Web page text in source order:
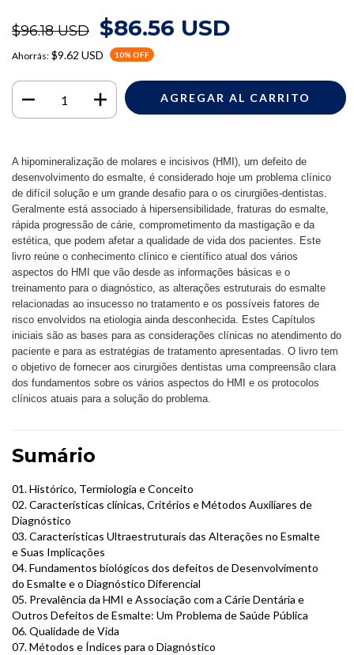
$96.18 USD $86.56 USD
Ahorrás: $9.62 USD 10% OFF
A hipomineralização de molares e incisivos (HMI), um defeito de
desenvolvimento do esmalte, é considerado hoje um problema clínico
de difícil solução e um grande desafio para o os cirurgiões-dentistas.
Geralmente está associado à hipersensibilidade, fraturas do esmalte,
rápida progressão de cárie, comprometimento da mastigação e da
estética, que podem afetar a qualidade de vida dos pacientes. Este
livro reúne o conhecimento clínico e científico atual dos vários
aspectos do HMI que vão desde as informações básicas e o
treinamento para o diagnóstico, as alterações estruturais do esmalte
relacionadas ao insucesso no tratamento e os possíveis fatores de
risco envolvidos na etiologia ainda desconhecida. Estes Capítulos
iniciais são as bases para as considerações clínicas no atendimento do
paciente e para as estratégias de tratamento apresentadas. O livro tem
o objetivo de fornecer aos cirurgiões dentistas uma compreensão clara
dos fundamentos sobre os vários aspectos do HMI e os protocolos
clínicos atuais para a solução do problema.
Sumário
01. Histórico, Termiologia e Conceito
02. Características clínicas, Critérios e Métodos Auxiliares de
Diagnóstico
03. Características Ultraestruturais das Alterações no Esmalte
e Suas Implicações
04. Fundamentos biológicos dos defeitos de Desenvolvimento
do Esmalte e o Diagnóstico Diferencial
05. Prevalência da HMI e Associação com a Cárie Dentária e
Outros Defeitos de Esmalte: Um Problema de Saúde Pública
06. Qualidade de Vida
07. Métodos e Índices para o Diagnóstico